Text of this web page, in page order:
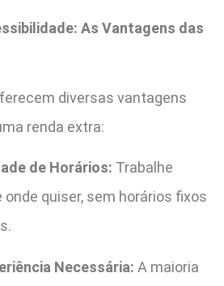
As Vantagens das
diversas vantagens
renda extra:
de Horários: Trabalhe
onde quiser, sem horários fixos
Necessária: A maioria